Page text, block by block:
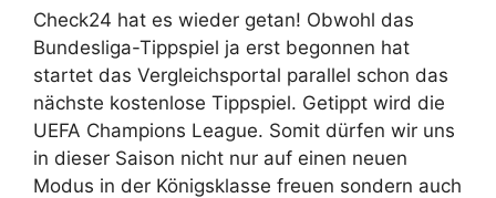
Check24 hat es wieder getan! Obwohl das
Bundesliga-Tippspiel ja erst begonnen hat
startet das Vergleichsportal parallel schon das
nächste kostenlose Tippspiel. Getippt wird die
UEFA Champions League. Somit dürfen wir uns
in dieser Saison nicht nur auf einen neuen
Modus in der Königsklasse freuen sondern auch